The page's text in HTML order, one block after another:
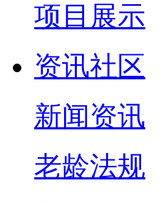
项目展示
资讯社区
新闻资讯
老龄法规